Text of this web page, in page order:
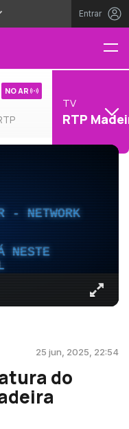
Entrar
NO AR
TV
RTP
- NETWORK
NESTE
25 jun, 2025, 22:54
do